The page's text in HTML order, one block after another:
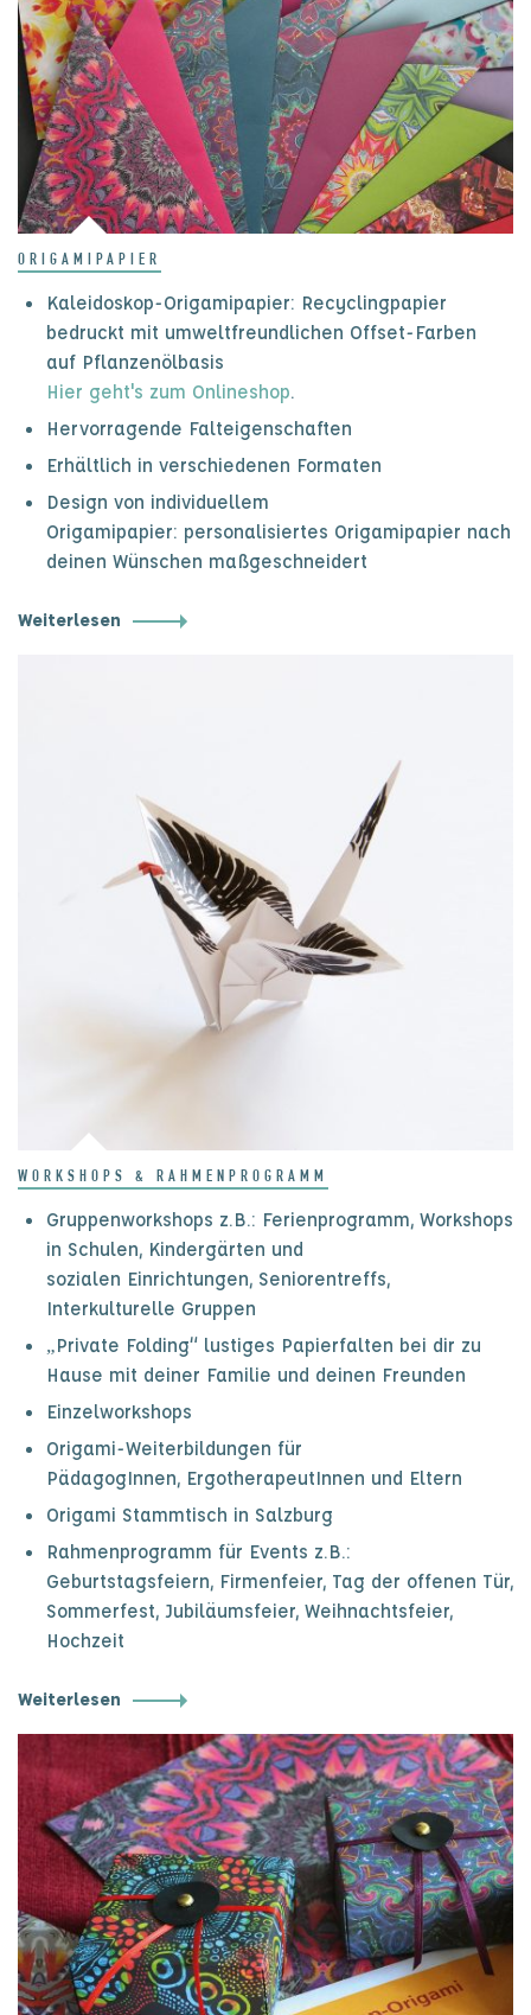
ORIGAMIPAPIER
Kaleidoskop-Origamipapier: Recyclingpapier
bedruckt mit umweltfreundlichen Offset-Farben
auf Pflanzenölbasis
Hier geht's zum Onlineshop.
Hervorragende Falteigenschaften
Erhältlich in verschiedenen Formaten
Design von individuellem
Origamipapier: personalisiertes Origamipapier nach
deinen Wünschen maßgeschneidert
Weiterlesen
WORKSHOPS & RAHMENPROGRAMM
Gruppenworkshops z.B.: Ferienprogramm, Workshops
in Schulen, Kindergärten und
sozialen Einrichtungen, Seniorentreffs,
Interkulturelle Gruppen
„Private Folding“ lustiges Papierfalten bei dir zu
Hause mit deiner Familie und deinen Freunden
Einzelworkshops
Origami-Weiterbildungen für
PädagogInnen, ErgotherapeutInnen und Eltern
Origami Stammtisch in Salzburg
Rahmenprogramm für Events z.B.:
Geburtstagsfeiern, Firmenfeier, Tag der offenen Tür,
Sommerfest, Jubiläumsfeier, Weihnachtsfeier,
Hochzeit
Weiterlesen